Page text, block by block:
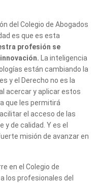
del Colegio de Abogados
es que es esta
profesión se
La inteligencia
están cambiando la
y el Derecho no es la
acercar y aplicar estos
que les permitirá
el acceso de las
de calidad. Y es el
misión de avanzar en
en el Colegio de
los profesionales del